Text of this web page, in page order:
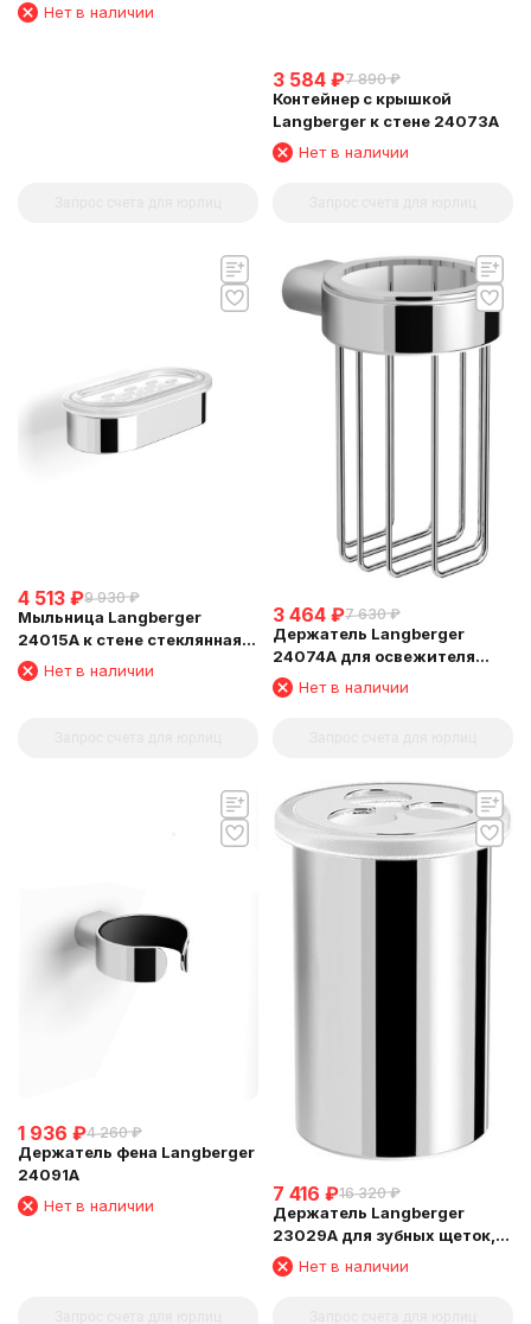
Нет в наличии
3 584 ₽7 890 ₽
Контейнер с крышкой
Langberger к стене 24073A
Нет в наличии
4 513 ₽9 930 ₽
Мыльница Langberger
24015A к стене стеклянная
овальная
Нет в наличии
3 464 ₽7 630 ₽
Держатель Langberger
24074A для освежителя
воздуха
Нет в наличии
1 936 ₽4 260 ₽
Держатель фена Langberger
24091A
Нет в наличии
7 416 ₽16 320 ₽
Держатель Langberger
23029A для зубных щеток,
стеклянный стакан,
настольный
Нет в наличии